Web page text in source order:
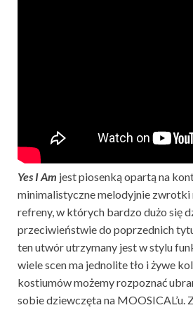
Yes I Am jest piosenką opartą na
minimalistyczne melodyjnie zwrotki
refreny, w których bardzo dużo się
przeciwieństwie do poprzednich
ten utwór utrzymany jest w stylu
wiele scen ma jednolite tło i żywe
kostiumów możemy rozpoznać
sobie dziewczęta na MOOSICAL’u.